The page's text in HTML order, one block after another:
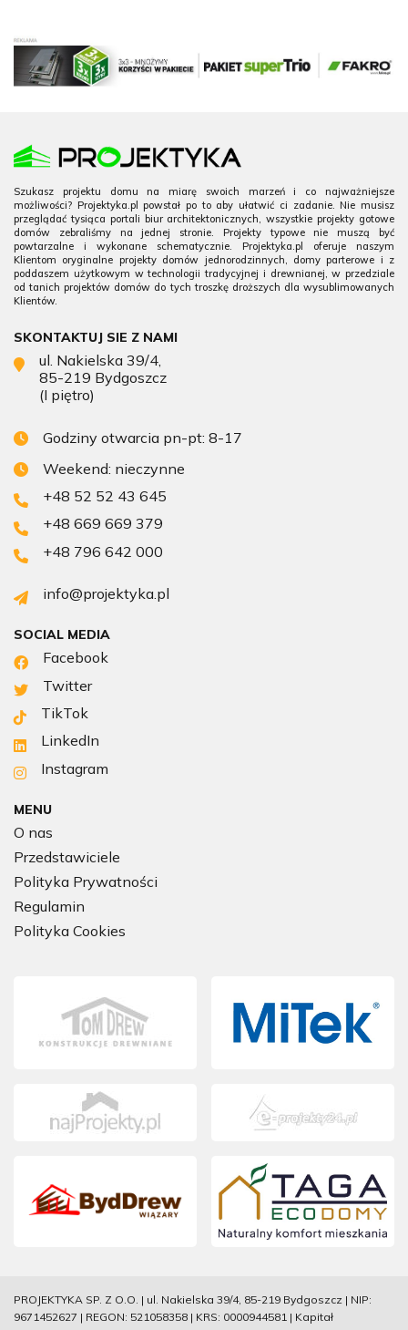
Szukasz projektu domu na miarę swoich marzeń i co najważniejsze
możliwości? Projektyka.pl powstał po to aby ułatwić ci zadanie. Nie musisz
przeglądać tysiąca portali biur architektonicznych, wszystkie projekty gotowe
domów zebraliśmy na jednej stronie. Projekty typowe nie muszą być
powtarzalne i wykonane schematycznie. Projektyka.pl oferuje naszym
Klientom oryginalne projekty domów jednorodzinnych, domy parterowe i z
poddaszem użytkowym w technologii tradycyjnej i drewnianej, w przedziale
od tanich projektów domów do tych troszkę droższych dla wysublimowanych
Klientów.
SKONTAKTUJ SIE Z NAMI
ul. Nakielska 39/4,
85-219 Bydgoszcz
(I piętro)
Godziny otwarcia pn-pt: 8-17
Weekend: nieczynne
+48 52 52 43 645
+48 669 669 379
+48 796 642 000
info@projektyka.pl
SOCIAL MEDIA
Facebook
Twitter
TikTok
LinkedIn
Instagram
MENU
O nas
Przedstawiciele
Polityka Prywatności
Regulamin
Polityka Cookies
PROJEKTYKA SP. Z O.O. | ul. Nakielska 39/4, 85-219 Bydgoszcz | NIP:
9671452627 | REGON: 521058358 | KRS: 0000944581 | Kapitał